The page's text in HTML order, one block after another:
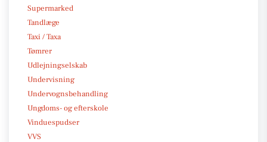
Supermarked
Tandlæge
Taxi / Taxa
Tømrer
Udlejningselskab
Undervisning
Undervognsbehandling
Ungdoms- og efterskole
Vinduespudser
VVS